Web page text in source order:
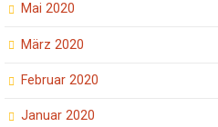
Mai 2020
März 2020
Februar 2020
Januar 2020